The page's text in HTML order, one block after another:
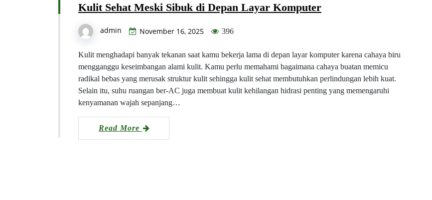
Kulit Sehat Meski Sibuk di Depan Layar Komputer
admin November 16, 2025 396
Kulit menghadapi banyak tekanan saat kamu bekerja lama di depan layar komputer karena cahaya biru
mengganggu keseimbangan alami kulit. Kamu perlu memahami bagaimana cahaya buatan memicu
radikal bebas yang merusak struktur kulit sehingga kulit sehat membutuhkan perlindungan lebih kuat.
Selain itu, suhu ruangan ber-AC juga membuat kulit kehilangan hidrasi penting yang memengaruhi
kenyamanan wajah sepanjang…
Read More